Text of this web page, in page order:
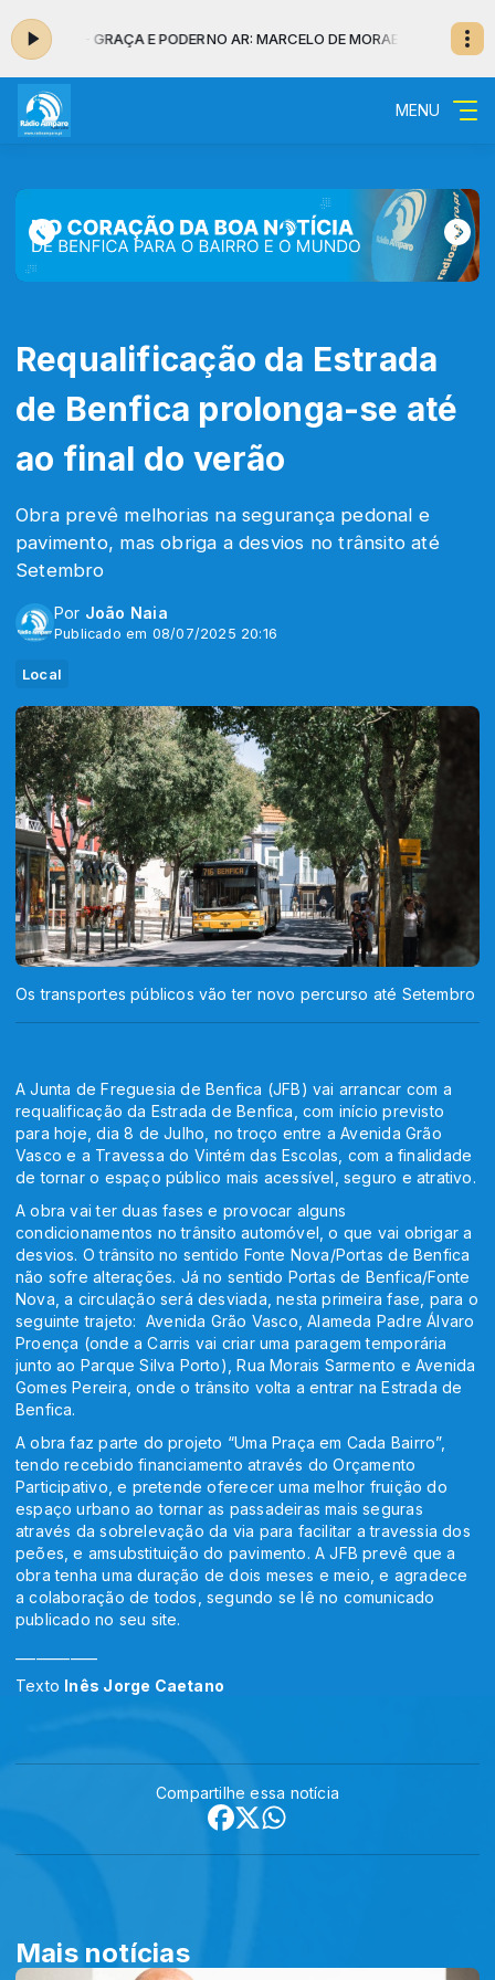
- GRAÇA E PODERNO AR: MARCELO DE MORAES - GRAÇA E
MENU
Requalificação da Estrada
de Benfica prolonga-se até
ao final do verão
Obra prevê melhorias na segurança pedonal e
pavimento, mas obriga a desvios no trânsito até
Setembro
Por João Naia
Publicado em 08/07/2025 20:16
Local
Os transportes públicos vão ter novo percurso até Setembro
A Junta de Freguesia de Benfica (JFB) vai arrancar com a
requalificação da Estrada de Benfica, com início previsto
para hoje, dia 8 de Julho, no troço entre a Avenida Grão
Vasco e a Travessa do Vintém das Escolas, com a finalidade
de tornar o espaço público mais acessível, seguro e atrativo.
A obra vai ter duas fases e provocar alguns
condicionamentos no trânsito automóvel, o que vai obrigar a
desvios. O trânsito no sentido Fonte Nova/Portas de Benfica
não sofre alterações. Já no sentido Portas de Benfica/Fonte
Nova, a circulação será desviada, nesta primeira fase, para o
seguinte trajeto: Avenida Grão Vasco, Alameda Padre Álvaro
Proença (onde a Carris vai criar uma paragem temporária
junto ao Parque Silva Porto), Rua Morais Sarmento e Avenida
Gomes Pereira, onde o trânsito volta a entrar na Estrada de
Benfica.
A obra faz parte do projeto “Uma Praça em Cada Bairro”,
tendo recebido financiamento através do Orçamento
Participativo, e pretende oferecer uma melhor fruição do
espaço urbano ao tornar as passadeiras mais seguras
através da sobrelevação da via para facilitar a travessia dos
peões, e amsubstituição do pavimento. A JFB prevê que a
obra tenha uma duração de dois meses e meio, e agradece
a colaboração de todos, segundo se lê no comunicado
publicado no seu site.
Texto Inês Jorge Caetano
Compartilhe essa notícia
Mais notícias